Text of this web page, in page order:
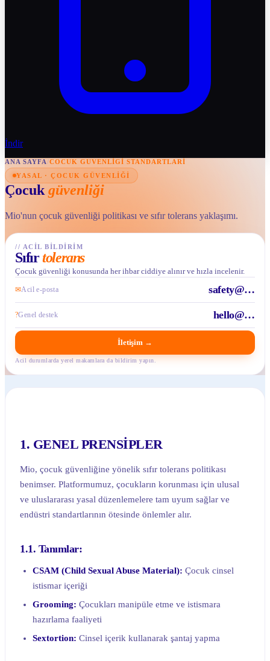
İndir
ANA SAYFA/COCUK GUVENLIGI STANDARTLARI
YASAL · ÇOCUK GÜVENLIĞI
Çocuk güvenliği
Mio'nun çocuk güvenliği politikası ve sıfır tolerans yaklaşımı.
// ACIL BILDIRIM
Sıfırtolerans
Çocuk güvenliği konusunda her ihbar ciddiye alınır ve hızla incelenir.
✉Acil e-posta safety@…
?Genel destek hello@…
İletişim →
Acil durumlarda yerel makamlara da bildirim yapın.
1. GENEL PRENSİPLER
Mio, çocuk güvenliğine yönelik sıfır tolerans politikası
benimser. Platformumuz, çocukların korunması için ulusal
ve uluslararası yasal düzenlemelere tam uyum sağlar ve
endüstri standartlarının ötesinde önlemler alır.
1.1. Tanımlar:
CSAM (Child Sexual Abuse Material): Çocuk cinsel
istismar içeriği
Grooming: Çocukları manipüle etme ve istismara
hazırlama faaliyeti
Sextortion: Cinsel içerik kullanarak şantaj yapma